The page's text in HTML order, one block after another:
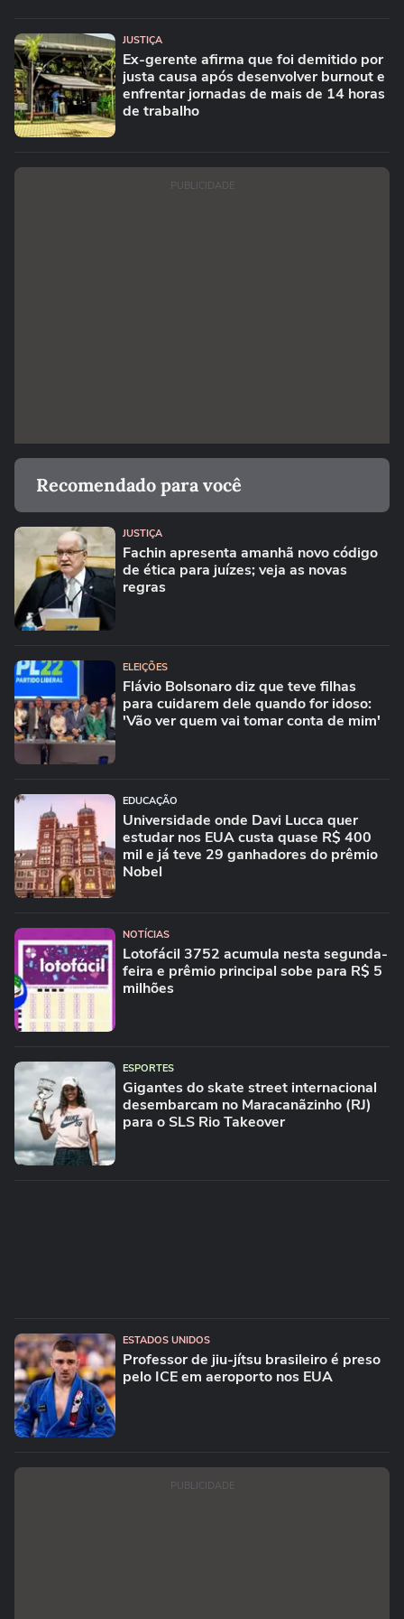
JUSTIÇA
Ex-gerente afirma que foi demitido por
justa causa após desenvolver burnout e
enfrentar jornadas de mais de 14 horas
de trabalho
PUBLICIDADE
Recomendado para você
JUSTIÇA
Fachin apresenta amanhã novo código
de ética para juízes; veja as novas
regras
ELEIÇÕES
Flávio Bolsonaro diz que teve filhas
para cuidarem dele quando for idoso:
'Vão ver quem vai tomar conta de mim'
EDUCAÇÃO
Universidade onde Davi Lucca quer
estudar nos EUA custa quase R$ 400
mil e já teve 29 ganhadores do prêmio
Nobel
NOTÍCIAS
Lotofácil 3752 acumula nesta segunda-
feira e prêmio principal sobe para R$ 5
milhões
ESPORTES
Gigantes do skate street internacional
desembarcam no Maracanãzinho (RJ)
para o SLS Rio Takeover
ESTADOS UNIDOS
Professor de jiu-jítsu brasileiro é preso
pelo ICE em aeroporto nos EUA
PUBLICIDADE